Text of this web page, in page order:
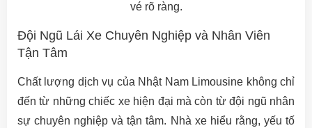
vé rõ ràng.
Đội Ngũ Lái Xe Chuyên Nghiệp và Nhân Viên
Tận Tâm
Chất lượng dịch vụ của Nhật Nam Limousine không chỉ
đến từ những chiếc xe hiện đại mà còn từ đội ngũ nhân
sự chuyên nghiệp và tận tâm. Nhà xe hiểu rằng, yếu tố